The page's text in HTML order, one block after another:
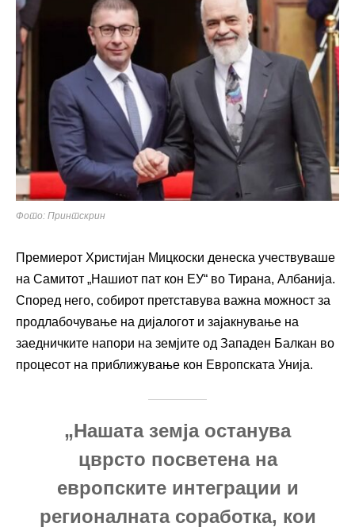
Фото: Принтскрин
Премиерот Христијан Мицкоски денеска учествуваше
на Самитот „Нашиот пат кон ЕУ“ во Тирана, Албанија.
Според него, собирот претставува важна можност за
продлабочување на дијалогот и зајакнување на
заедничките напори на земјите од Западен Балкан во
процесот на приближување кон Европската Унија.
„Нашата земја останува
цврсто посветена на
европските интеграции и
регионалната соработка, кои